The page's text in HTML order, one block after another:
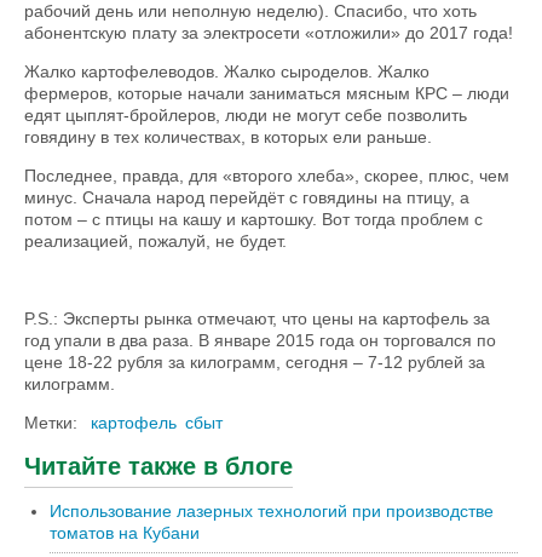
рабочий день или неполную неделю). Спасибо, что хоть
абонентскую плату за электросети «отложили» до 2017 года!
Жалко картофелеводов. Жалко сыроделов. Жалко
фермеров, которые начали заниматься мясным КРС – люди
едят цыплят-бройлеров, люди не могут себе позволить
говядину в тех количествах, в которых ели раньше.
Последнее, правда, для «второго хлеба», скорее, плюс, чем
минус. Сначала народ перейдёт с говядины на птицу, а
потом – с птицы на кашу и картошку. Вот тогда проблем с
реализацией, пожалуй, не будет.
P.S.: Эксперты рынка отмечают, что цены на картофель за
год упали в два раза. В январе 2015 года он торговался по
цене 18-22 рубля за килограмм, сегодня – 7-12 рублей за
килограмм.
Метки:
картофель сбыт
Читайте также в блоге
Использование лазерных технологий при производстве
томатов на Кубани